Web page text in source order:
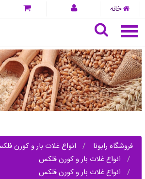
خانه
فروشگاه رابونا
انواع غلات بار و کورن
انواع غلات بار و کورن فلکس
انواع غلات بار و کورن فلکس